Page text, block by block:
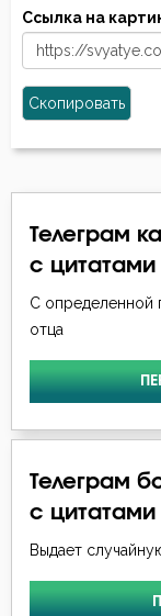
Ссылка на
Скопировать
Телеграм
с цитатами
С определенной
отца
Телеграм
с цитатами
Выдает